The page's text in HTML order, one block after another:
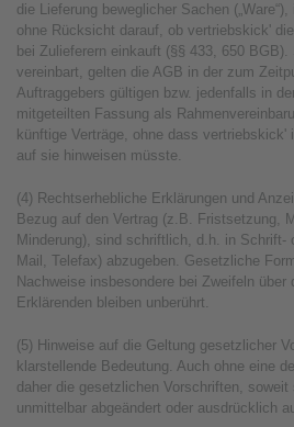
die Lieferung beweglicher Sachen
ohne Rücksicht darauf, ob vertriebskick'
bei Zulieferern einkauft (§§ 433, 650
vereinbart, gelten die AGB in der zum
Auftraggebers gültigen bzw. jedenfalls in
mitgeteilten Fassung als
künftige Verträge, ohne dass vertriebskick'
auf sie hinweisen müsste.
(4) Rechtserhebliche Erklärungen und
Bezug auf den Vertrag (z.B. Fristsetzung,
Minderung), sind schriftlich, d.h. in Schrift-
Mail, Telefax) abzugeben. Gesetzliche
Nachweise insbesondere bei Zweifeln über
Erklärenden bleiben unberührt.
(5) Hinweise auf die Geltung gesetzlicher
klarstellende Bedeutung. Auch ohne eine
daher die gesetzlichen Vorschriften,
unmittelbar abgeändert oder ausdrücklich